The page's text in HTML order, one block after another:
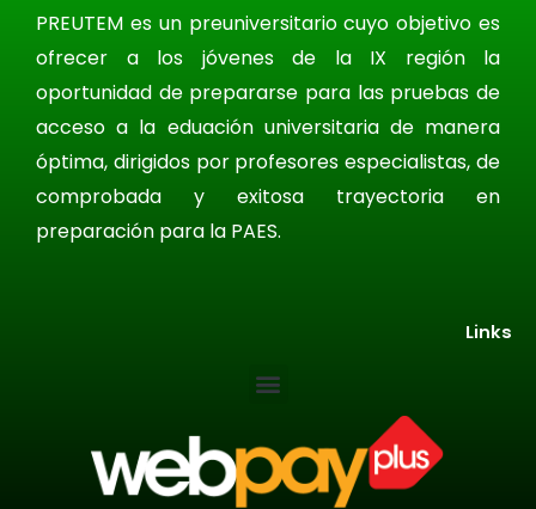
PREUTEM es un preuniversitario cuyo objetivo es
ofrecer a los jóvenes de la IX región la
oportunidad de prepararse para las pruebas de
acceso a la eduación universitaria de manera
óptima, dirigidos por profesores especialistas, de
comprobada y exitosa trayectoria en
preparación para la PAES.
Links